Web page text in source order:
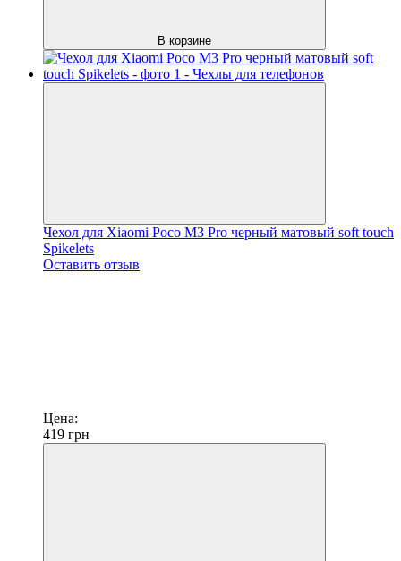
В корзине
Чехол для Xiaomi Poco M3 Pro черный матовый soft touch
Spikelets
Оставить отзыв
Цена:
419 грн